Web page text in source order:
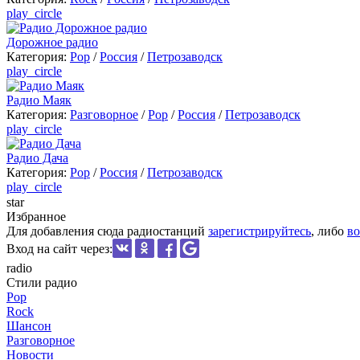
play_circle
Дорожное радио
Категория: Pop /Россия /Петрозаводск
play_circle
Радио Маяк
Категория: Разговорное /Pop /Россия /Петрозаводск
play_circle
Радио Дача
Категория: Pop /Россия /Петрозаводск
play_circle
star
Избранное
Для добавления сюда радиостанций зарегистрируйтесь, либо
Вход на сайт через:
radio
Стили радио
Pop
Rock
Шансон
Разговорное
Новости